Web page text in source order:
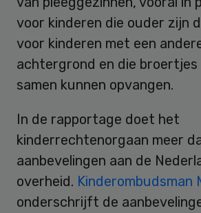
voor kinderen die ouder zijn
voor kinderen met een
achtergrond en die broertjes
samen kunnen opvangen.
In de rapportage doet het
kinderrechtenorgaan meer
aanbevelingen aan de
overheid. Kinderombudsman
onderschrijft de